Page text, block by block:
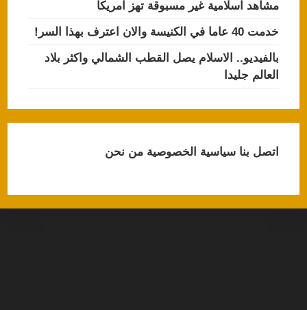
مشاهد اسلامية غير مسبوقة تهز امريكا
خدمت 40 عاما في الكنيسة والان اعترف بهذا السر!
بالفيديو.. الاسلام يصل القطب الشمالي واكثر بلاد
العالم جليدا
اتصل بناسياسية الخصوصيةمن نحن